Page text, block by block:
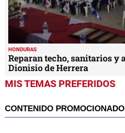
HONDURAS
Reparan techo, sanitarios y
Dionisio de Herrera
MIS TEMAS PREFERIDOS